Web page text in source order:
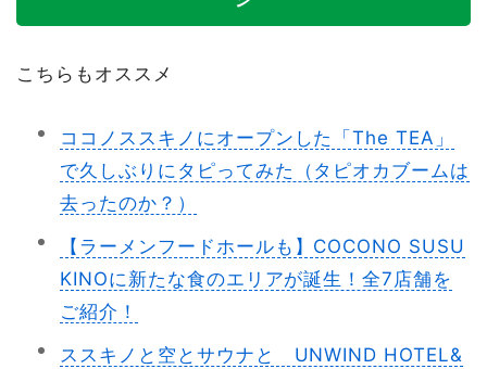
こちらもオススメ
ココノススキノにオープンした「The TEA」
で久しぶりにタピってみた（タピオカブームは
去ったのか？）
【ラーメンフードホールも】COCONO SUSU
KINOに新たな食のエリアが誕生！全7店舗を
ご紹介！
ススキノと空とサウナと UNWIND HOTEL&